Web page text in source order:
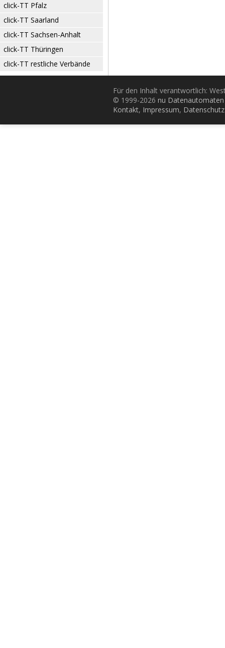
click-TT Pfalz
click-TT Saarland
click-TT Sachsen-Anhalt
click-TT Thüringen
click-TT restliche Verbände
Für den Inhalt verantwortlich:
© 1999-2026 nu
Kontakt, Impressum, Datenschutz